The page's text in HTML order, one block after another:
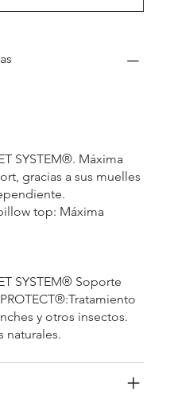
SYSTEM®. Máxima
gracias a sus muelles
top: Máxima
SYSTEM® Soporte
y otros insectos.
naturales.